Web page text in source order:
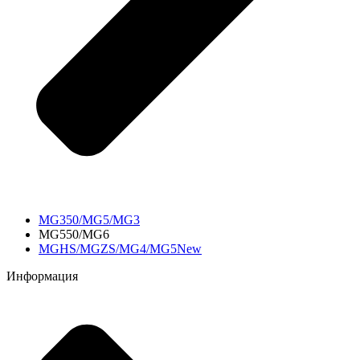
MG350/MG5/MG3
MG550/MG6
MGHS/MGZS/MG4/MG5New
Информация